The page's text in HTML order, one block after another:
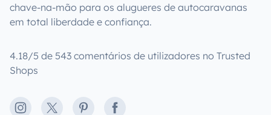
chave-na-mão para os alugueres de autocaravanas
em total liberdade e confiança.
4.18/5 de 543 comentários de utilizadores no Trusted
Shops
Instagram
X PinterestFacebook